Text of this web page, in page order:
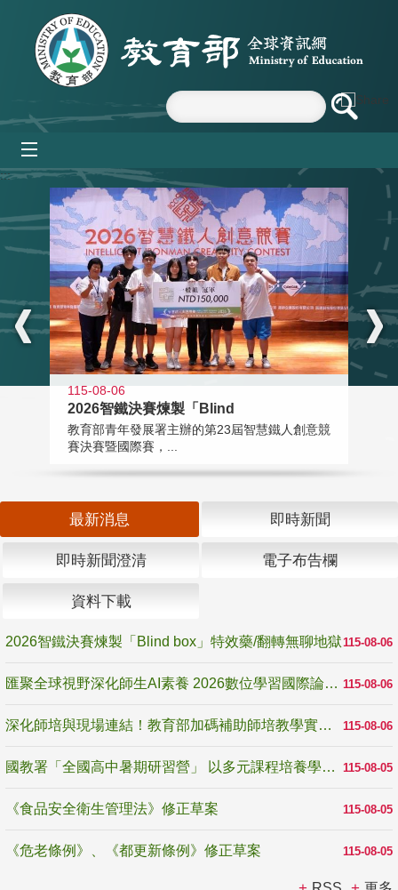
跳到主要內容區塊
:::
115-08-06
2026智鐵決賽煉製「Blind
教育部青年發展署主辦的第23屆智慧鐵人創意競
賽決賽暨國際賽，...
最新消息 即時新聞
即時新聞澄清 電子布告欄
資料下載
115-08-06
2026智鐵決賽煉製「Blind box」特效藥/翻轉無聊地獄
115-08-06
匯聚全球視野深化師生AI素養 2026數位學習國際論壇高雄登場
115-08-06
深化師培與現場連結！教育部加碼補助師培教學實踐研究 10月師培國際研討會交流教學實踐經驗
115-08-05
國教署「全國高中暑期研習營」 以多元課程培養學生瞭解誠信專業與倫理價值
115-08-05
《食品安全衛生管理法》修正草案
115-08-05
《危老條例》、《都更新條例》修正草案